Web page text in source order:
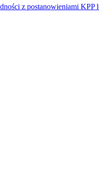
z postanowieniami